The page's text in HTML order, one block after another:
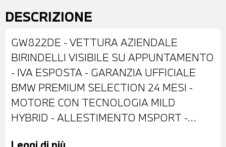
DESCRIZIONE
GW822DE - VETTURA AZIENDALE
BIRINDELLI VISIBILE SU APPUNTAMENTO
- IVA ESPOSTA - GARANZIA UFFICIALE
BMW PREMIUM SELECTION 24 MESI -
MOTORE CON TECNOLOGIA MILD
HYBRID - ALLESTIMENTO MSPORT -